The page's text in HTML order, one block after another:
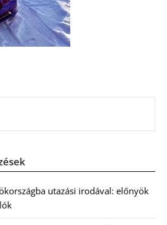
utazási irodával: előnyök